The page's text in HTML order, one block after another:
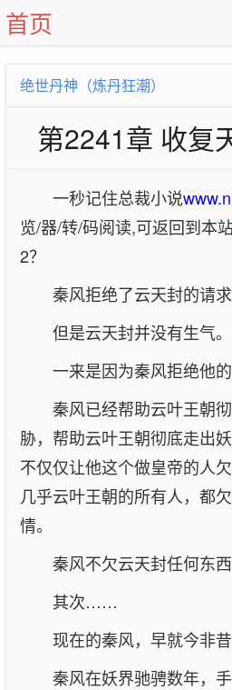
首页
绝世丹神（炼丹狂潮）
第2241章 收复
一秒记住总裁小说
览/器/转/码阅读,可返回到本
2？
秦风拒绝了云天封的请求
但是云天封并没有生气。
一来是因为秦风拒绝他的
秦风已经帮助云叶王朝
胁，帮助云叶王朝彻底走出
不仅仅让他这个做皇帝的人
几乎云叶王朝的所有人，都
情。
秦风不欠云天封任何东西
其次……
现在的秦风，早就今非昔
秦风在妖界驰骋数年，